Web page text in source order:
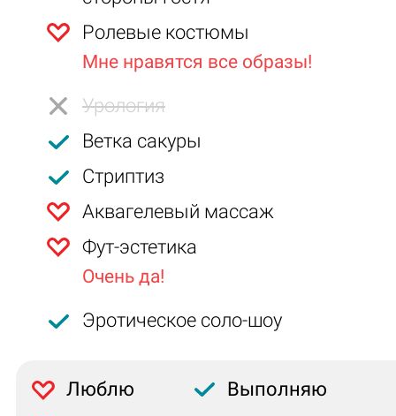
Ролевые костюмы
Мне нравятся все образы!
Урология
Ветка сакуры
Стриптиз
Аквагелевый массаж
Фут-эстетика
Очень да!
Эротическое соло-шоу
Люблю
Выполняю